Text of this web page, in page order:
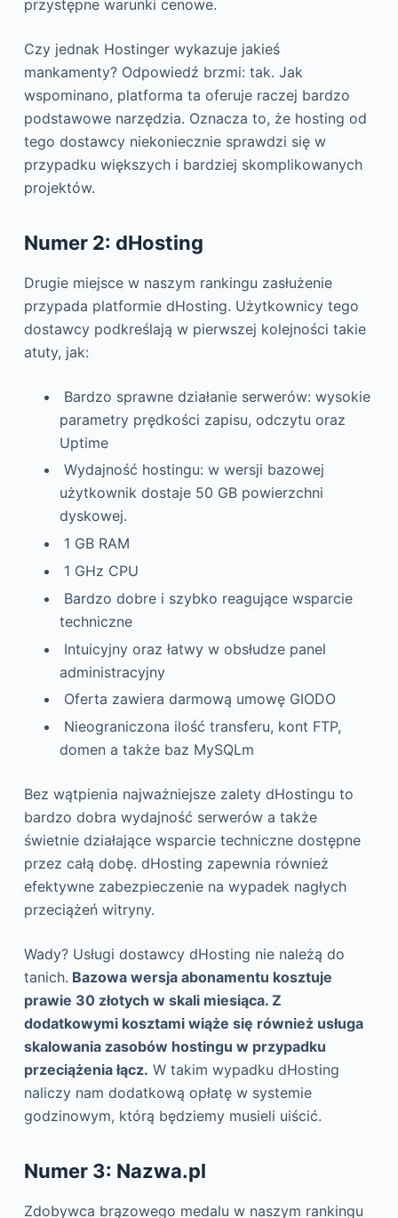
przystępne warunki cenowe.
Czy jednak Hostinger wykazuje jakieś
mankamenty? Odpowiedź brzmi: tak. Jak
wspominano, platforma ta oferuje raczej bardzo
podstawowe narzędzia. Oznacza to, że hosting od
tego dostawcy niekoniecznie sprawdzi się w
przypadku większych i bardziej skomplikowanych
projektów.
Numer 2: dHosting
Drugie miejsce w naszym rankingu zasłużenie
przypada platformie dHosting. Użytkownicy tego
dostawcy podkreślają w pierwszej kolejności takie
atuty, jak:
Bardzo sprawne działanie serwerów: wysokie
parametry prędkości zapisu, odczytu oraz
Uptime
Wydajność hostingu: w wersji bazowej
użytkownik dostaje 50 GB powierzchni
dyskowej.
1 GB RAM
1 GHz CPU
Bardzo dobre i szybko reagujące wsparcie
techniczne
Intuicyjny oraz łatwy w obsłudze panel
administracyjny
Oferta zawiera darmową umowę GIODO
Nieograniczona ilość transferu, kont FTP,
domen a także baz MySQLm
Bez wątpienia najważniejsze zalety dHostingu to
bardzo dobra wydajność serwerów a także
świetnie działające wsparcie techniczne dostępne
przez całą dobę. dHosting zapewnia również
efektywne zabezpieczenie na wypadek nagłych
przeciążeń witryny.
Wady? Usługi dostawcy dHosting nie należą do
tanich. Bazowa wersja abonamentu kosztuje
prawie 30 złotych w skali miesiąca. Z
dodatkowymi kosztami wiąże się również usługa
skalowania zasobów hostingu w przypadku
przeciążenia łącz. W takim wypadku dHosting
naliczy nam dodatkową opłatę w systemie
godzinowym, którą będziemy musieli uiścić.
Numer 3: Nazwa.pl
Zdobywca brązowego medalu w naszym rankingu